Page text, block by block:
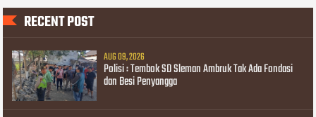
RECENT POST
AUG 09, 2026
Polisi : Tembok SD Sleman Ambruk Tak Ada Fondasi
dan Besi Penyangga